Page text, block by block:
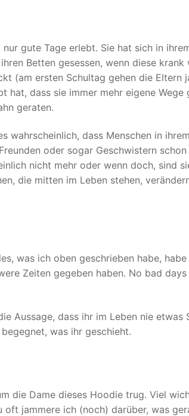
gute Tage erlebt. Sie hat sich in
Betten gesessen, wenn diese krank
(am ersten Schultag gehen die Eltern
dass sie immer mehr eigene Wege
geraten.
wahrscheinlich, dass Menschen in
oder sogar Geschwistern
nicht mehr oder wenn doch, sind
die mitten im Leben stehen,
was ich oben geschrieben habe,
Zeiten gegeben haben. No bad
Aussage, dass ihr im Leben nie etwas
was ihr geschieht.
die Dame dieses Hoodie trug. Viel
jammere ich (noch) darüber, was